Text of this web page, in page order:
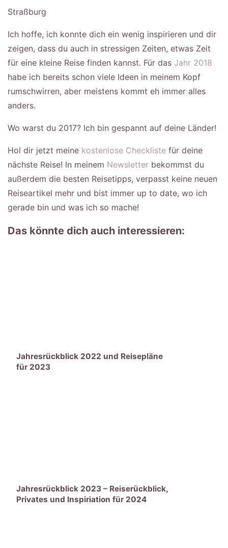
Straßburg
Ich hoffe, ich konnte dich ein wenig inspirieren und dir
zeigen, dass du auch in stressigen Zeiten, etwas Zeit
für eine kleine Reise finden kannst. Für das Jahr 2018
habe ich bereits schon viele Ideen in meinem Kopf
rumschwirren, aber meistens kommt eh immer alles
anders.
Wo warst du 2017? Ich bin gespannt auf deine Länder!
Hol dir jetzt meine kostenlose Checkliste für deine
nächste Reise! In meinem Newsletter bekommst du
außerdem die besten Reisetipps, verpasst keine neuen
Reiseartikel mehr und bist immer up to date, wo ich
gerade bin und was ich so mache!
Das könnte dich auch interessieren:
Jahresrückblick 2022 und Reisepläne
für 2023
Jahresrückblick 2023 – Reiserückblick,
Privates und Inspiriation für 2024